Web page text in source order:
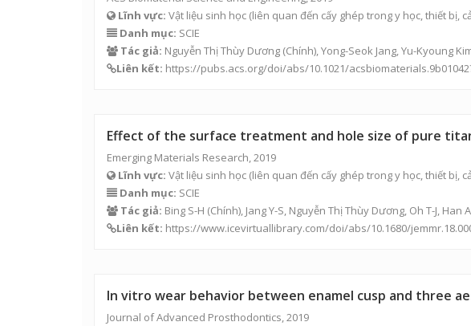
Lĩnh vực: Vật liệu sinh học (liên quan đến cấy ghép trong y học, thiết bị,
Danh mục: SCIE
Tác giả: Nguyễn Thị Thùy Dương (Chính), Yong-Seok Jang, Yu-Kyoung
Liên kết: https://pubs.acs.org/doi/abs/10.1021/
Effect of the surface treatment and hole size of pure
Emerging Materials Research, 2019
Lĩnh vực: Vật liệu sinh học (liên quan đến cấy ghép trong y học, thiết bị,
Danh mục: SCIE
Tác giả: Bing S-H (Chính), Jang Y-S, Nguyễn Thị Thùy Dương, Oh T-J, Han
Liên kết: https://www.icevirtuallibrary.com/doi/abs/10.1680/
In vitro wear behavior between enamel cusp and three
Journal of Advanced Prosthodontics, 2019